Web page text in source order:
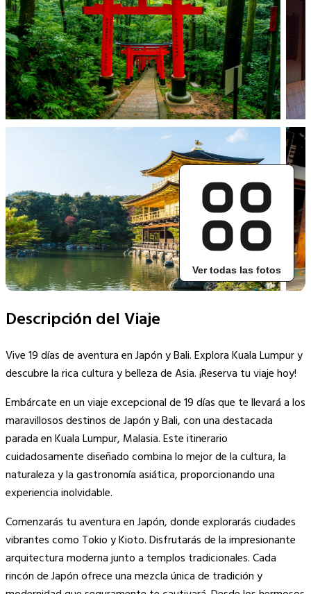
Ver todas las fotos
Descripción del Viaje
Vive 19 días de aventura en Japón y Bali. Explora Kuala Lumpur y
descubre la rica cultura y belleza de Asia. ¡Reserva tu viaje hoy!
Embárcate en un viaje excepcional de 19 días que te llevará a los
maravillosos destinos de Japón y Bali, con una destacada
parada en Kuala Lumpur, Malasia. Este itinerario
cuidadosamente diseñado combina lo mejor de la cultura, la
naturaleza y la gastronomía asiática, proporcionando una
experiencia inolvidable.
Comenzarás tu aventura en Japón, donde explorarás ciudades
vibrantes como Tokio y Kioto. Disfrutarás de la impresionante
arquitectura moderna junto a templos tradicionales. Cada
rincón de Japón ofrece una mezcla única de tradición y